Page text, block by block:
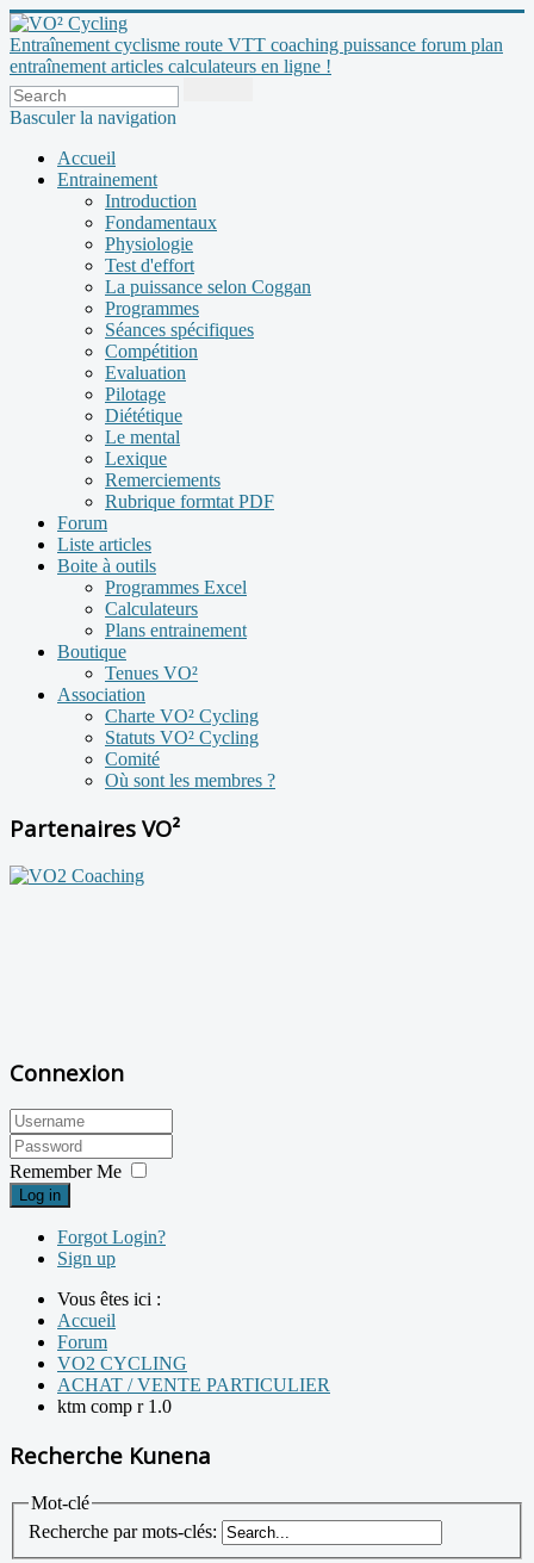
Entraînement cyclisme route VTT coaching puissance forum plan
entraînement articles calculateurs en ligne !
Basculer la navigation
Accueil
Entrainement
Introduction
Fondamentaux
Physiologie
Test d'effort
La puissance selon Coggan
Programmes
Séances spécifiques
Compétition
Evaluation
Pilotage
Diététique
Le mental
Lexique
Remerciements
Rubrique formtat PDF
Forum
Liste articles
Boite à outils
Programmes Excel
Calculateurs
Plans entrainement
Boutique
Tenues VO²
Association
Charte VO² Cycling
Statuts VO² Cycling
Comité
Où sont les membres ?
Partenaires VO²
Connexion
Remember Me
Log in
Forgot Login?
Sign up
Vous êtes ici :
Accueil
Forum
VO2 CYCLING
ACHAT / VENTE PARTICULIER
ktm comp r 1.0
Recherche Kunena
Mot-clé
Recherche par mots-clés: